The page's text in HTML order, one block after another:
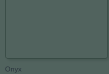
Onyx